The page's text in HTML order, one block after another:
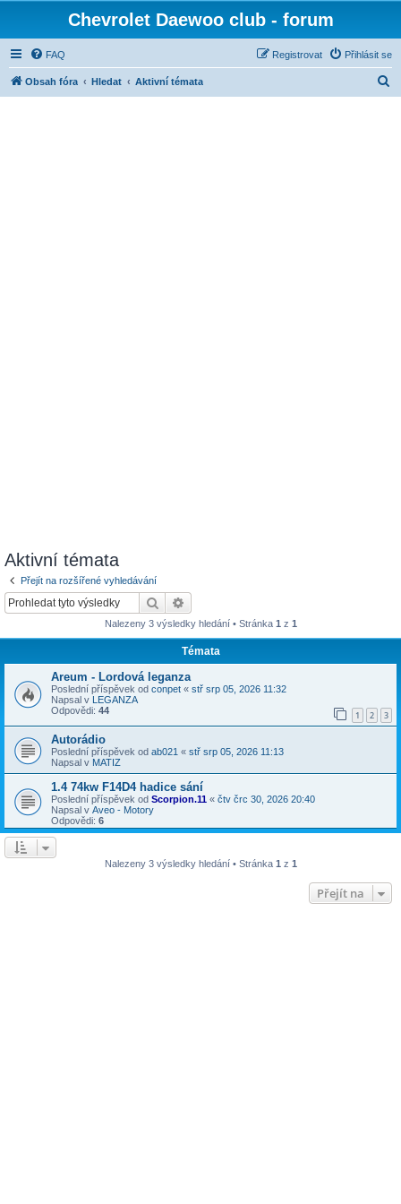
Chevrolet Daewoo club - forum
FAQ Přihlásit se
Registrovat
Obsah fóra Hledat Aktivní témata
Aktivní témata
Přejít na rozšířené vyhledávání
Hledat
Nalezeny 3 výsledky hledání • Stránka 1 z 1
Témata
Areum - Lordová leganza
Poslední příspěvek od conpet « stř srp 05, 2026 11:32
Napsal v LEGANZA
Odpovědi: 44 1 2 3
Autorádio
Poslední příspěvek od ab021 « stř srp 05, 2026 11:13
Napsal v MATIZ
1.4 74kw F14D4 hadice sání
Poslední příspěvek od Scorpion.11 « čtv črc 30, 2026 20:40
Napsal v Aveo - Motory
Odpovědi: 6
Nalezeny 3 výsledky hledání • Stránka 1 z 1
Přejít na